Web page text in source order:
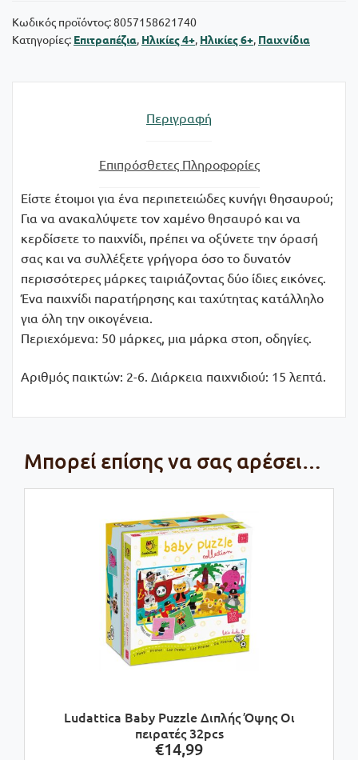
Κωδικός προϊόντος:8057158621740
Κατηγορίες: Επιτραπέζια, Ηλικίες 4+, Ηλικίες 6+, Παιχνίδια
Περιγραφή
Επιπρόσθετες Πληροφορίες
Είστε έτοιμοι για ένα περιπετειώδες κυνήγι θησαυρού;
Για να ανακαλύψετε τον χαμένο θησαυρό και να
κερδίσετε το παιχνίδι, πρέπει να οξύνετε την όρασή
σας και να συλλέξετε γρήγορα όσο το δυνατόν
περισσότερες μάρκες ταιριάζοντας δύο ίδιες εικόνες.
Ένα παιχνίδι παρατήρησης και ταχύτητας κατάλληλο
για όλη την οικογένεια.
Περιεχόμενα: 50 μάρκες, μια μάρκα στοπ, οδηγίες.
Αριθμός παικτών: 2-6. Διάρκεια παιχνιδιού: 15 λεπτά.
Μπορεί επίσης να σας αρέσει…
Ludattica Baby Puzzle Διπλής Όψης Οι
πειρατές 32pcs
€14,99